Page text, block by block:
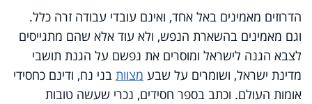
הדרוזים מאמינים באל אחד, ואינם עובדי עבודה זרה כלל.
וגם מאמינים בהשארת הנפש, ולא עוד אלא שהם מתגייסים
לצבא הגנה לישראל ומוסרים את נפשם על הגנת תושבי
מדינת ישראל, ושומרים על שבע מצוות בני נח, ודינם כחסידי
אומות העולם. וכתב בספר חסידים, נכרי שעשה טובות